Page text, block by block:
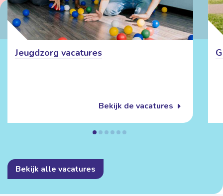
Jeugdzorg vacatures
Bekijk de vacatures
Bekijk alle vacatures